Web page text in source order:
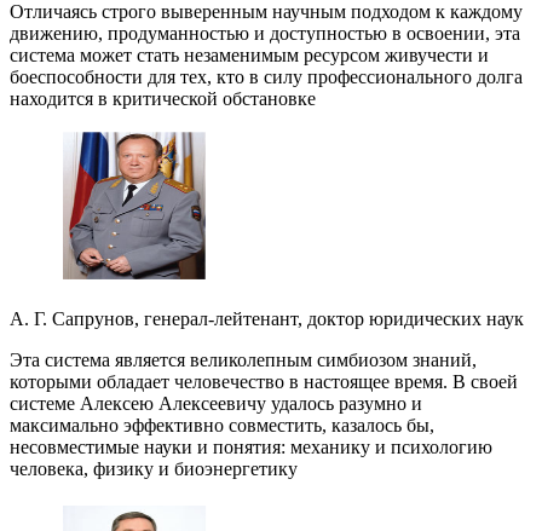
Отличаясь строго выверенным научным подходом к каждому
движению, продуманностью и доступностью в освоении, эта
система может стать незаменимым ресурсом живучести и
боеспособности для тех, кто в силу профессионального долга
находится в критической обстановке
А. Г. Сапрунов, генерал-лейтенант, доктор юридических наук
Эта система является великолепным симбиозом знаний,
которыми обладает человечество в настоящее время. В своей
системе Алексею Алексеевичу удалось разумно и
максимально эффективно совместить, казалось бы,
несовместимые науки и понятия: механику и психологию
человека, физику и биоэнергетику